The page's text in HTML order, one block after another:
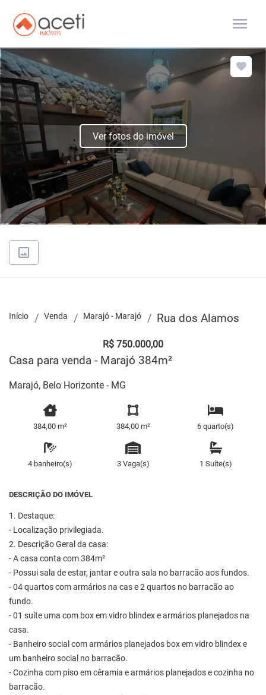
menu
Ver fotos do imóvel
Início Venda Marajó - Marajó Rua dos Alamos
R$ 750.000,00
Casa para venda - Marajó 384m²
Marajó, Belo Horizonte - MG
384,00 m² 384,00 m² 6 quarto(s)
4 banheiro(s) 3 Vaga(s) 1 Suíte(s)
DESCRIÇÃO DO IMÓVEL
1. Destaque:
- Localização privilegiada.
2. Descrição Geral da casa:
- A casa conta com 384m²
- Possui sala de estar, jantar e outra sala no barracão aos fundos.
- 04 quartos com armários na cas e 2 quartos no barracão ao
fundo.
- 01 suíte uma com box em vidro blindex e armários planejados na
casa.
- Banheiro social com armários planejados box em vidro blindex e
um banheiro social no barracão.
- Cozinha com piso em cêramia e armários planejados e cozinha no
barracão.